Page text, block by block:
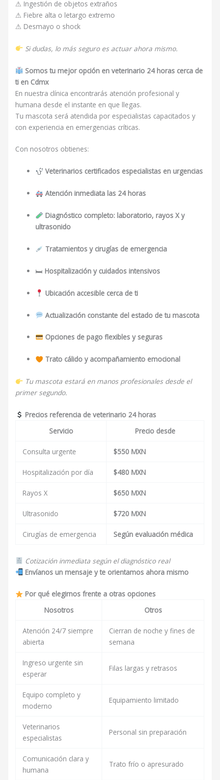
⚠ Ingestión de objetos extraños
⚠ Fiebre alta o letargo extremo
⚠ Desmayo o shock
Si dudas, lo más seguro es actuar ahora mismo.
Somos tu mejor opción en veterinario 24 horas cerca de
ti en Cdmx
En nuestra clínica encontrarás atención profesional y
humana desde el instante en que llegas.
Tu mascota será atendida por especialistas capacitados y
con experiencia en emergencias críticas.
Con nosotros obtienes:
Veterinarios certificados especialistas en urgencias
Atención inmediata las 24 horas
Diagnóstico completo: laboratorio, rayos X y
ultrasonido
Tratamientos y cirugías de emergencia
🛏 Hospitalización y cuidados intensivos
Ubicación accesible cerca de ti
Actualización constante del estado de tu mascota
Opciones de pago flexibles y seguras
Trato cálido y acompañamiento emocional
Tu mascota estará en manos profesionales desde el
primer segundo.
Precios referencia de veterinario 24 horas
Servicio
Precio desde
Consulta urgente $550 MXN
Hospitalización por día $480 MXN
Rayos X $650 MXN
Ultrasonido $720 MXN
Cirugías de emergencia Según evaluación médica
Cotización inmediata según el diagnóstico real
Envíanos un mensaje y te orientamos ahora mismo
Por qué elegirnos frente a otras opciones
Nosotros
Otros
Atención 24/7 siempre
abierta
Cierran de noche y fines de
semana
Ingreso urgente sin
esperar
Filas largas y retrasos
Equipo completo y
moderno
Equipamiento limitado
Veterinarios
especialistas
Personal sin preparación
Comunicación clara y
humana
Trato frío o apresurado